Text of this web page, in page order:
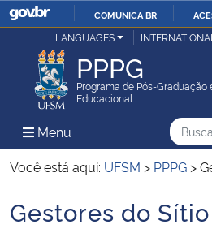
IR
O
COMUNICA BR
Ministério da Justiça e Segurança Pública
Ministério da Defesa
Ministério das Relações Exteriores
Ministério da Economia
LANGUAGES INTERNATIONAL
PPPG
Programa de Pós-
Educacional
Menu Menu Principal do Sítio
Busca:
Você está aqui: UFSM > PPPG >
Início do conteúdo
Gestores do Sítio